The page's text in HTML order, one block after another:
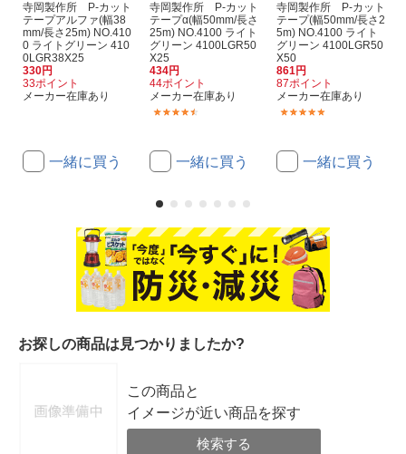
寺岡製作所 P-カット
テープアルファ(幅38
mm/長さ25m) NO.410
0 ライトグリーン 410
0LGR38X25
330円
33ポイント
メーカー在庫あり
一緒に買う
寺岡製作所 P-カット
テープα(幅50mm/長さ
25m) NO.4100 ライト
グリーン 4100LGR50
X25
434円
44ポイント
メーカー在庫あり
一緒に買う
寺岡製作所 P-カット
テープ(幅50mm/長さ2
5m) NO.4100 ライト
グリーン 4100LGR50
X50
861円
87ポイント
メーカー在庫あり
一緒に買う
お探しの商品は見つかりましたか?
この商品と
イメージが近い商品を探す
検索する